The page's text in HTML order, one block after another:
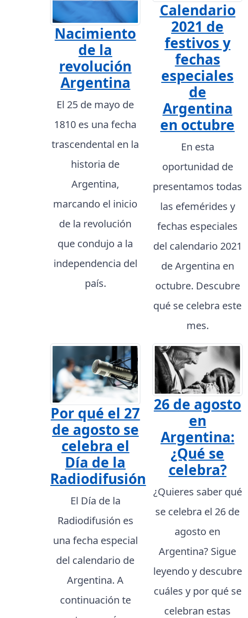
Nacimiento
de la
revolución
Argentina
El 25 de mayo de
1810 es una fecha
trascendental en la
historia de
Argentina,
marcando el inicio
de la revolución
que condujo a la
independencia del
país.
Calendario
2021 de
festivos y
fechas
especiales
de
Argentina
en octubre
En esta
oportunidad de
presentamos todas
las efemérides y
fechas especiales
del calendario 2021
de Argentina en
octubre. Descubre
qué se celebra este
mes.
Por qué el 27
de agosto se
celebra el
Día de la
Radiodifusión
El Día de la
Radiodifusión es
una fecha especial
del calendario de
Argentina. A
continuación te
26 de agosto
en
Argentina:
¿Qué se
celebra?
¿Quieres saber qué
se celebra el 26 de
agosto en
Argentina? Sigue
leyendo y descubre
cuáles y por qué se
celebran estas